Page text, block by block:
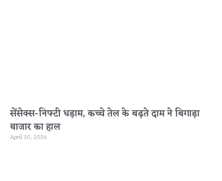
सेंसेक्स-निफ्टी धड़ाम, कच्चे तेल के बढ़ते दाम ने बिगाड़ा
बाजार का हाल
April 30, 2026